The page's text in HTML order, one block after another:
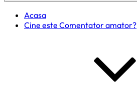
Acasa
Cine este Comentator amator?